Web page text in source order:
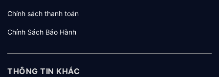
Chính sách thanh toán
Chính Sách Bảo Hành
THÔNG TIN KHÁC